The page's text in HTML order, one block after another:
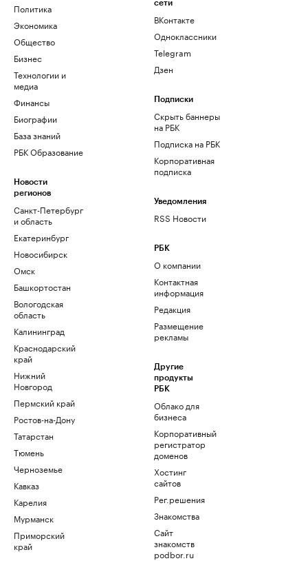
Политика
Экономика
Общество
Бизнес
Технологии и
медиа
Финансы
Биографии
База знаний
РБК Образование
Новости
регионов
Санкт-Петербург
и область
Екатеринбург
Новосибирск
Омск
Башкортостан
Вологодская
область
Калининград
Краснодарский
край
Нижний
Новгород
Пермский край
Ростов-на-Дону
Татарстан
Тюмень
Черноземье
Кавказ
Карелия
Мурманск
Приморский
край
сети
ВКонтакте
Одноклассники
Telegram
Дзен
Подписки
Скрыть баннеры
на РБК
Подписка на РБК
Корпоративная
подписка
Уведомления
RSS Новости
РБК
О компании
Контактная
информация
Редакция
Размещение
рекламы
Другие
продукты
РБК
Облако для
бизнеса
Корпоративный
регистратор
доменов
Хостинг
сайтов
Рег.решения
Знакомства
Сайт
знакомств
podbor.ru